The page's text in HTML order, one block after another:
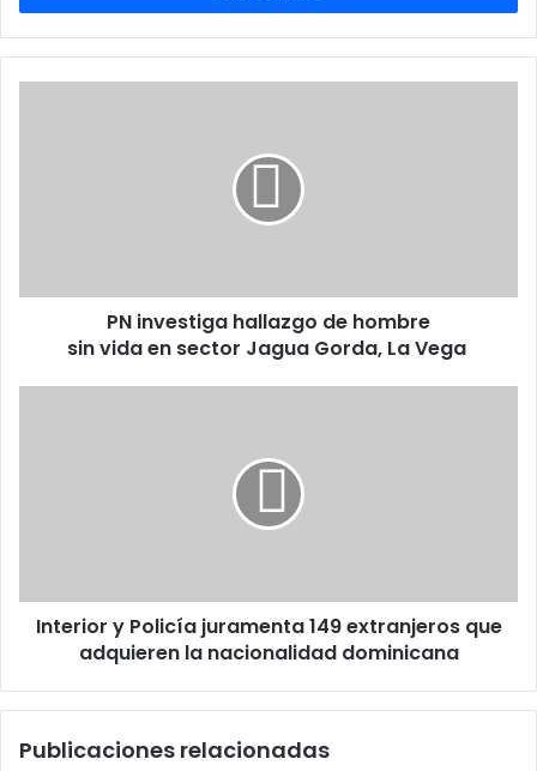
PN investiga hallazgo de hombre
sin vida en sector Jagua Gorda, La Vega
la
nacionalidad
dominicana
Interior y Policía juramenta 149 extranjeros que
adquieren la nacionalidad dominicana
Publicaciones relacionadas